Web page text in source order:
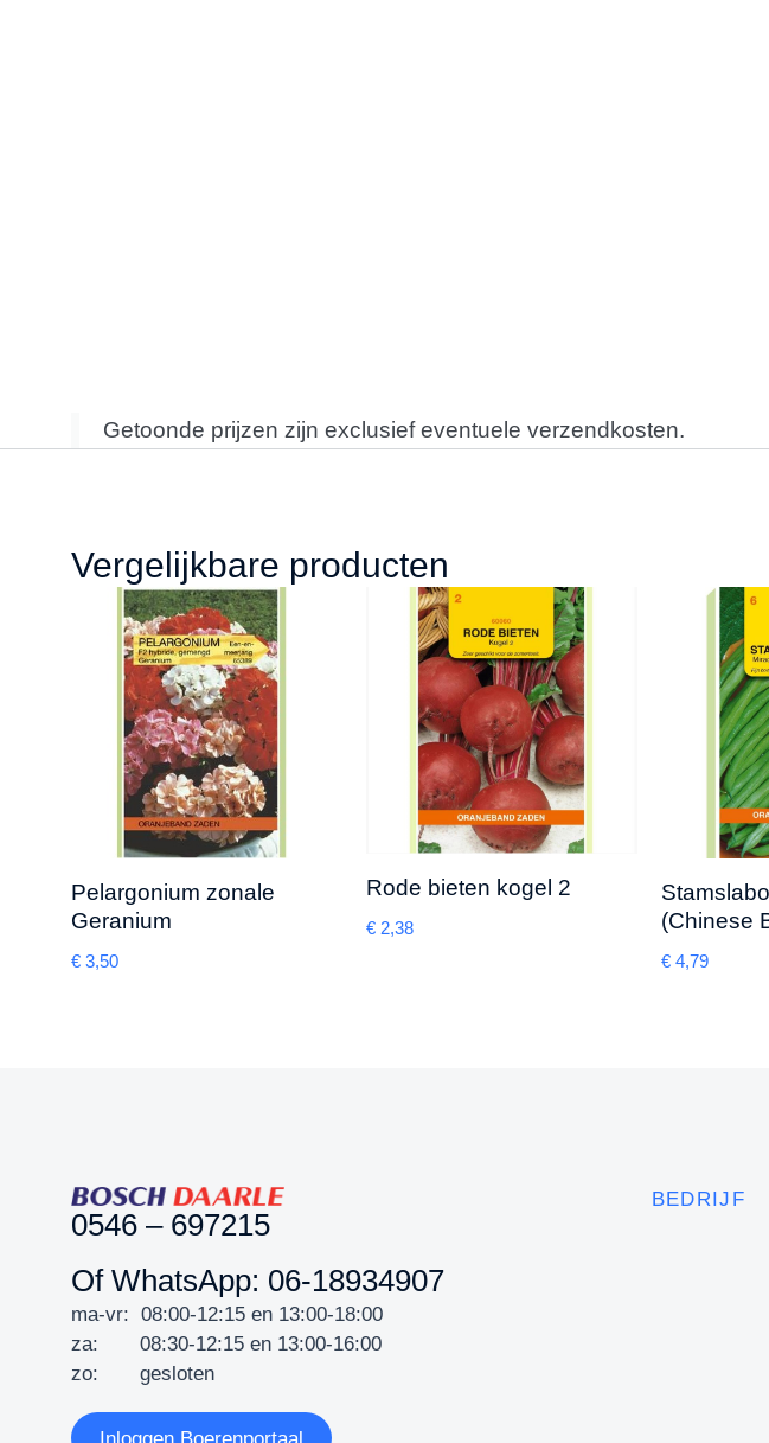
Getoonde prijzen zijn exclusief eventuele verzendkosten.
Vergelijkbare producten
Pelargonium zonale
Geranium
€ 3,50
Rode bieten kogel 2
€2,38
(Chinese
€4,79
0546 – 697215
Of WhatsApp: 06-18934907
ma-vr: 08:00-12:15 en 13:00-18:00
za: 08:30-12:15 en 13:00-16:00
zo: gesloten
Inloggen Boerenportaal
BEDRIJF